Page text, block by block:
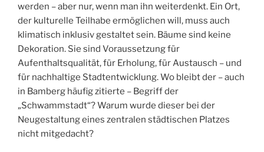
werden – aber nur, wenn man ihn weiterdenkt. Ein Ort,
der kulturelle Teilhabe ermöglichen will, muss auch
klimatisch inklusiv gestaltet sein. Bäume sind keine
Dekoration. Sie sind Voraussetzung für
Aufenthaltsqualität, für Erholung, für Austausch – und
für nachhaltige Stadtentwicklung. Wo bleibt der – auch
in Bamberg häufig zitierte – Begriff der
„Schwammstadt“? Warum wurde dieser bei der
Neugestaltung eines zentralen städtischen Platzes
nicht mitgedacht?